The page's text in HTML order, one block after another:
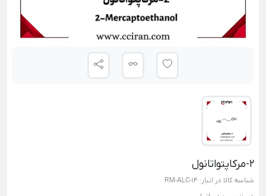
۲-مرکاپتواتانول
شناسه کالا در انبار: RM-ALC-14